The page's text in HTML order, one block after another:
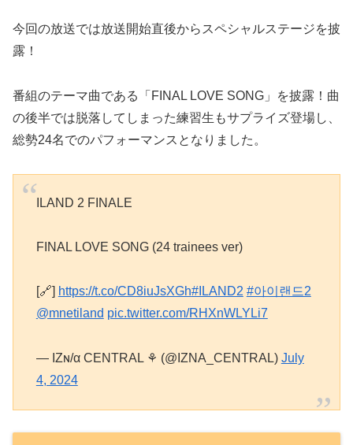
今回の放送では放送開始直後からスペシャルステージを披
露！
番組のテーマ曲である「FINAL LOVE SONG」を披露！曲
の後半では脱落してしまった練習生もサプライズ登場し、
総勢24名でのパフォーマンスとなりました。
ILAND 2 FINALE
FINAL LOVE SONG (24 trainees ver)
[🔗] https://t.co/CD8iuJsXGh#ILAND2 #아이랜드2
@mnetiland pic.twitter.com/RHXnWLYLi7
— IZɴ/α CENTRAL ⚘ (@IZNA_CENTRAL) July
4, 2024